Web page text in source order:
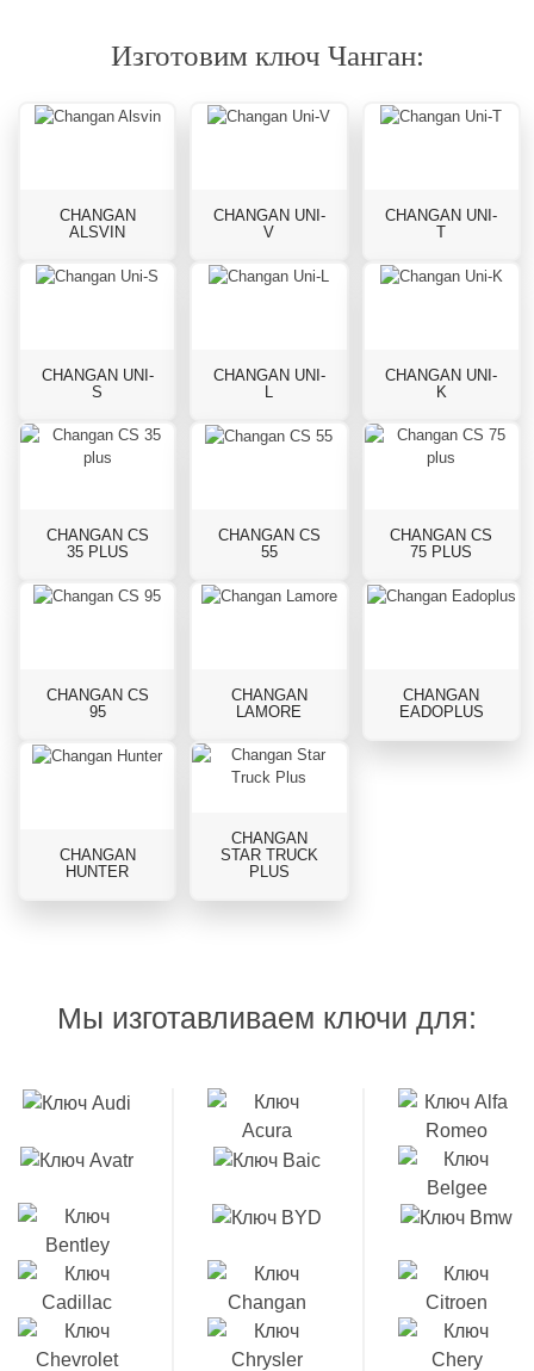
Изготовим ключ Чанган:
CHANGAN
ALSVIN
CHANGAN UNI-
V
CHANGAN UNI-
T
CHANGAN UNI-
S
CHANGAN UNI-
L
CHANGAN UNI-
K
CHANGAN CS
35 PLUS
CHANGAN CS
55
CHANGAN CS
75 PLUS
CHANGAN CS
95
CHANGAN
LAMORE
CHANGAN
EADOPLUS
CHANGAN
HUNTER
CHANGAN
STAR TRUCK
PLUS
Мы изготавливаем ключи для: